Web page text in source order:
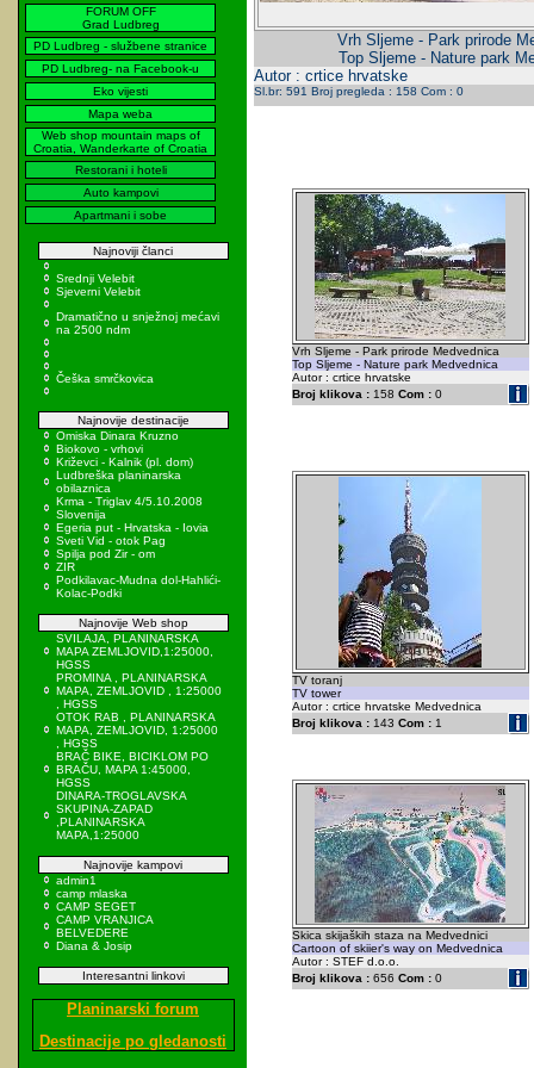
FORUM OFF
Grad Ludbreg
PD Ludbreg - službene stranice
PD Ludbreg- na Facebook-u
Eko vijesti
Mapa weba
Web shop mountain maps of
Croatia, Wanderkarte of Croatia
Restorani i hoteli
Auto kampovi
Apartmani i sobe
Najnoviji članci
Srednji Velebit
Sjeverni Velebit
Dramatično u snježnoj mećavi
na 2500 ndm
Češka smrčkovica
Najnovije destinacije
Omiska Dinara Kruzno
Biokovo - vrhovi
Križevci - Kalnik (pl. dom)
Ludbreška planinarska
obilaznica
Krma - Triglav 4/5.10.2008
Slovenija
Egeria put - Hrvatska - Iovia
Sveti Vid - otok Pag
Spilja pod Zir - om
ZIR
Podkilavac-Mudna dol-Hahlići-
Kolac-Podki
Najnovije Web shop
SVILAJA, PLANINARSKA
MAPA ZEMLJOVID,1:25000,
HGSS
PROMINA , PLANINARSKA
MAPA, ZEMLJOVID , 1:25000
, HGSS
OTOK RAB , PLANINARSKA
MAPA, ZEMLJOVID, 1:25000
, HGSS
BRAČ BIKE, BICIKLOM PO
BRAČU, MAPA 1:45000,
HGSS
DINARA-TROGLAVSKA
SKUPINA-ZAPAD
,PLANINARSKA
MAPA,1:25000
Najnovije kampovi
admin1
camp mlaska
CAMP SEGET
CAMP VRANJICA
BELVEDERE
Diana & Josip
Interesantni linkovi
Planinarski forum
Destinacije po gledanosti
Vrh Sljeme - Park prirode
Top Sljeme - Nature park
Autor : crtice hrvatske
Sl.br: 591 Broj pregleda : 158 Com : 0
Vrh Sljeme - Park prirode Medvednica
Top Sljeme - Nature park Medvednica
Autor : crtice hrvatske
Broj klikova :158 Com :0
TV toranj
TV tower
Autor : crtice hrvatske Medvednica
Broj klikova :143 Com :1
Skica skijaških staza na Medvednici
Cartoon of skiier's way on Medvednica
Autor : STEF d.o.o.
Broj klikova :656 Com :0